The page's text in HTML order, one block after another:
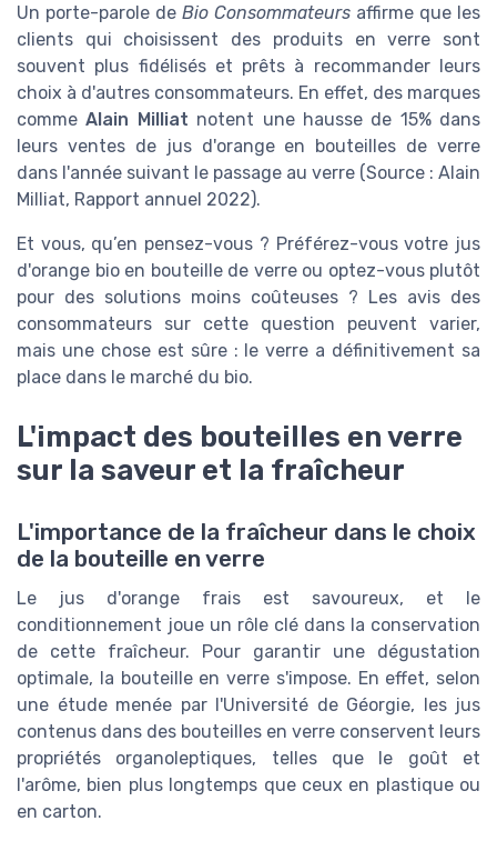
Un porte-parole de Bio Consommateurs affirme que les
clients qui choisissent des produits en verre sont
souvent plus fidélisés et prêts à recommander leurs
choix à d'autres consommateurs. En effet, des marques
commeAlain Milliat notent une hausse de 15% dans
leurs ventes de jus d'orange en bouteilles de verre
dans l'année suivant le passage au verre (Source : Alain
Milliat, Rapport annuel 2022).
Et vous, qu’en pensez-vous ? Préférez-vous votre jus
d'orange bio en bouteille de verre ou optez-vous plutôt
pour des solutions moins coûteuses ? Les avis des
consommateurs sur cette question peuvent varier,
mais une chose est sûre : le verre a définitivement sa
place dans le marché du bio.
L'impact des bouteilles en verre
sur la saveur et la fraîcheur
L'importance de la fraîcheur dans le choix
de la bouteille en verre
Le jus d'orange frais est savoureux, et le
conditionnement joue un rôle clé dans la conservation
de cette fraîcheur. Pour garantir une dégustation
optimale, la bouteille en verre s'impose. En effet, selon
une étude menée par l'Université de Géorgie, les jus
contenus dans des bouteilles en verre conservent leurs
propriétés organoleptiques, telles que le goût et
l'arôme, bien plus longtemps que ceux en plastique ou
en carton.